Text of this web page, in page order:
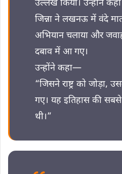
उल्लेख किया। उन्होंने
जिन्ना ने लखनऊ में वंदे
अभियान चलाया और
दबाव में आ गए।
उन्होंने कहा—
“जिसने राष्ट्र को जोड़ा,
गए। यह इतिहास की
थी।”